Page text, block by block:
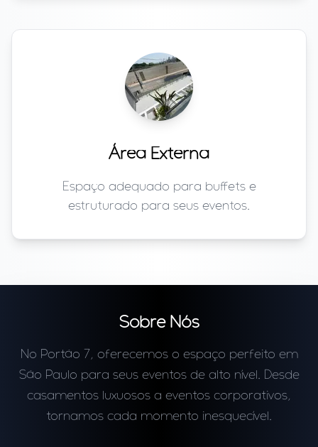
Área Externa
Espaço adequado para buffets e
estruturado para seus eventos.
Sobre Nós
No Portão 7, oferecemos o espaço perfeito em
São Paulo para seus eventos de alto nível. Desde
casamentos luxuosos a eventos corporativos,
tornamos cada momento inesquecível.